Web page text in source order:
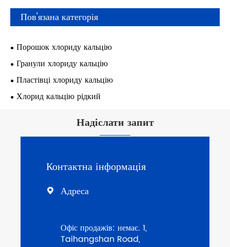
Пов'язана категорія
Порошок хлориду кальцію
Гранули хлориду кальцію
Пластівці хлориду кальцію
Хлорид кальцію рідкий
Надіслати запит
Контактна інформація
 Адреса
Офіс продажів: немає. 1,
Taihangshan Road,